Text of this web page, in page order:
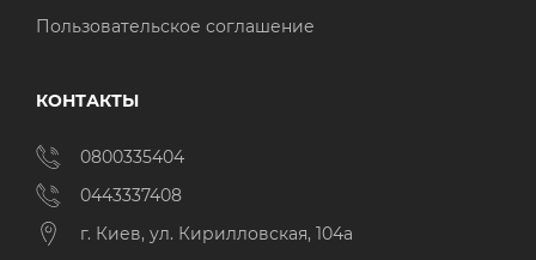
Пользовательское соглашение
КОНТАКТЫ
0800335404
0443337408
г. Киев, ул. Кирилловская, 104а